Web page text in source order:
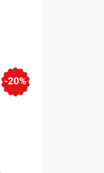
-20%